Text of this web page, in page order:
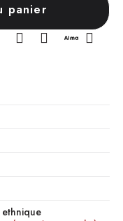
panier